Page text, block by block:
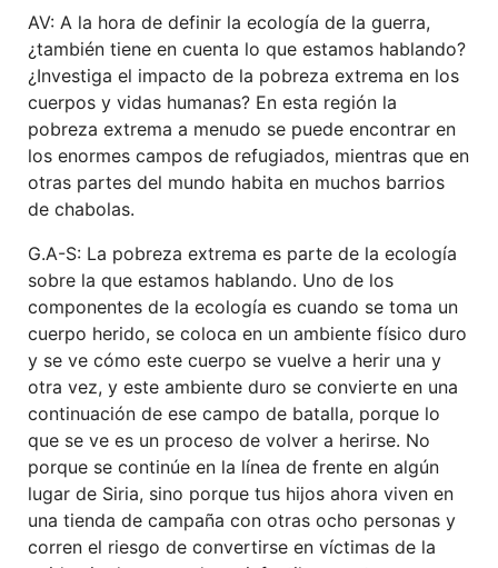
AV: A la hora de definir la ecología de la guerra,
¿también tiene en cuenta lo que estamos hablando?
¿Investiga el impacto de la pobreza extrema en los
cuerpos y vidas humanas? En esta región la
pobreza extrema a menudo se puede encontrar en
los enormes campos de refugiados, mientras que en
otras partes del mundo habita en muchos barrios
de chabolas.
G.A-S: La pobreza extrema es parte de la ecología
sobre la que estamos hablando. Uno de los
componentes de la ecología es cuando se toma un
cuerpo herido, se coloca en un ambiente físico duro
y se ve cómo este cuerpo se vuelve a herir una y
otra vez, y este ambiente duro se convierte en una
continuación de ese campo de batalla, porque lo
que se ve es un proceso de volver a herirse. No
porque se continúe en la línea de frente en algún
lugar de Siria, sino porque tus hijos ahora viven en
una tienda de campaña con otras ocho personas y
corren el riesgo de convertirse en víctimas de la